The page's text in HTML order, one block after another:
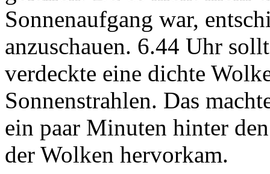
Sonnenaufgang war,
anzuschauen. 6.44 Uhr
verdeckte eine dichte
Sonnenstrahlen. Das
ein paar Minuten hinter
der Wolken hervorkam.